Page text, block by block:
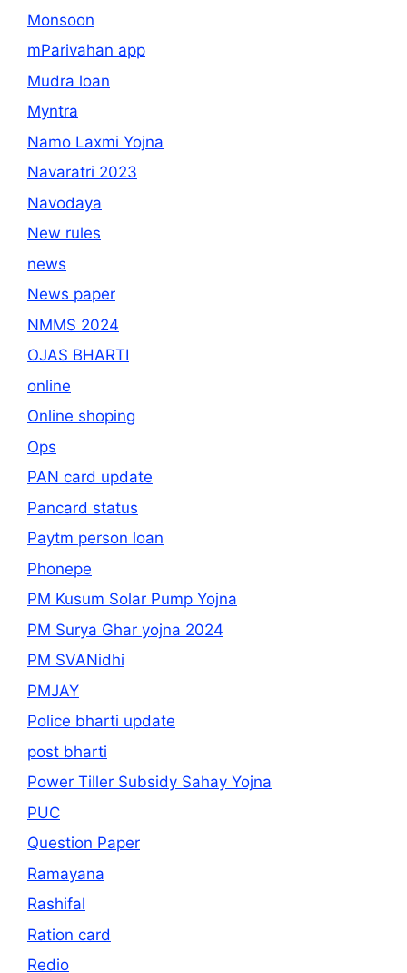
Monsoon
mParivahan app
Mudra loan
Myntra
Namo Laxmi Yojna
Navaratri 2023
Navodaya
New rules
news
News paper
NMMS 2024
OJAS BHARTI
online
Online shoping
Ops
PAN card update
Pancard status
Paytm person loan
Phonepe
PM Kusum Solar Pump Yojna
PM Surya Ghar yojna 2024
PM SVANidhi
PMJAY
Police bharti update
post bharti
Power Tiller Subsidy Sahay Yojna
PUC
Question Paper
Ramayana
Rashifal
Ration card
Redio